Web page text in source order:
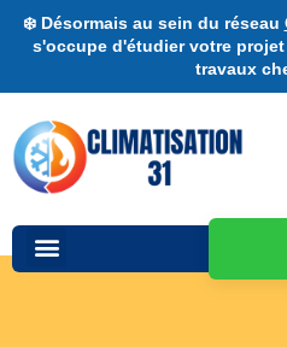
❄️ Désormais au sein du réseau
s'occupe d'étudier votre
travaux